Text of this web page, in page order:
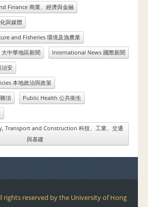
Finance 商業、經濟與金融
與媒體
and Fisheries 環境及漁農業
中華地區新聞
International News 國際新聞
安
本地政治與政策
項
Public Health 公共衛生
Transport and Construction 科技、工業、交通
與基建
rights reserved by the University of Hong